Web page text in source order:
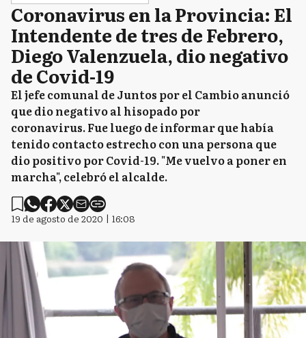
Coronavirus en la Provincia: El
Intendente de tres de Febrero,
Diego Valenzuela, dio negativo
de Covid-19
El jefe comunal de Juntos por el Cambio anunció
que dio negativo al hisopado por
coronavirus. Fue luego de informar que había
tenido contacto estrecho con una persona que
dio positivo por Covid-19. "Me vuelvo a poner en
marcha", celebró el alcalde.
19 de agosto de 2020 | 16:08